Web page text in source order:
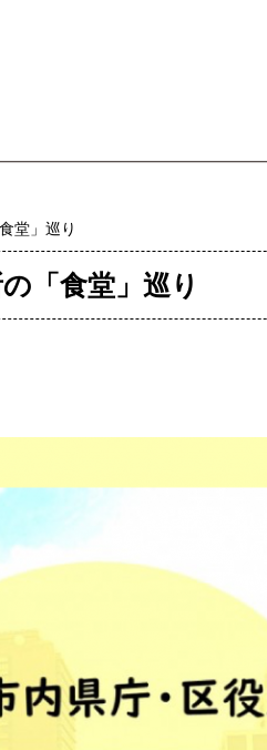
堂」巡り
「食堂」巡り